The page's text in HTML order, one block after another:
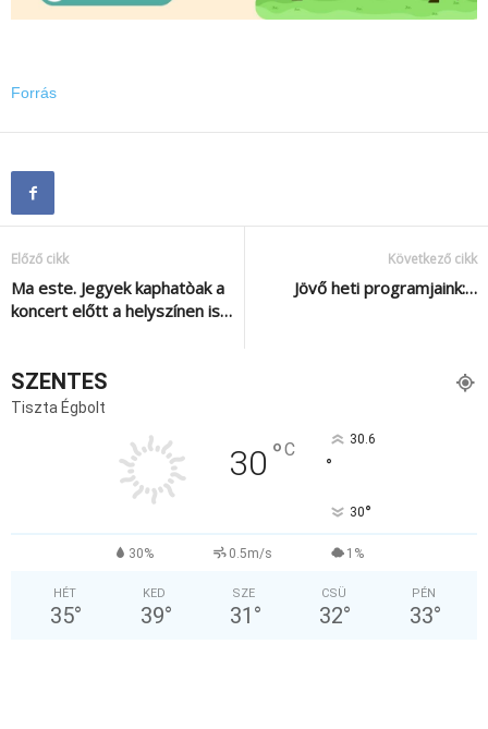
Forrás
Előző cikk
Ma este. Jegyek kaphatòak a
koncert előtt a helyszínen is…
Következő cikk
Jövő heti programjaink:…
SZENTES
Tiszta Égbolt
30 °C 30.6
°
30°
30% 0.5m/s 1%
HÉT
35°
KED
39°
SZE
31 °
CSÜ
32°
PÉN
33°